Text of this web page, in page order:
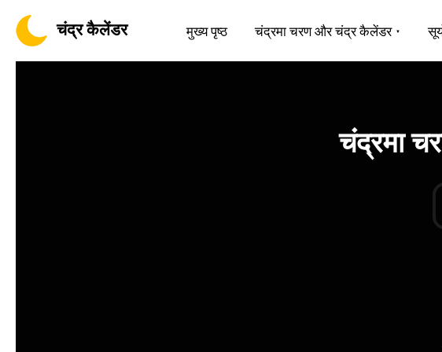
चंद्र कैलेंडर मुख्य पृष्ठ चंद्रमा चरण और चंद्र कैलेंडर
चंद्रमा